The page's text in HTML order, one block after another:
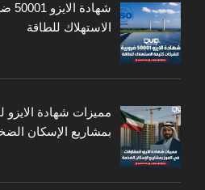
الاستهلاك للطاقة
مميزات شهادة الايزو
بمشاريع الإسكان